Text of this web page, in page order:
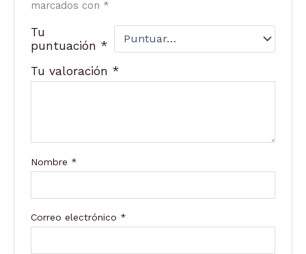
marcados con *
Tu
puntuación *
Tu valoración *
Nombre *
Correo electrónico *